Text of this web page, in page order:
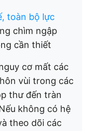
toàn bộ lực
chìm ngập
cần thiết
cơ mất các
vùi trong các
thư đến tràn
không có hệ
theo dõi các